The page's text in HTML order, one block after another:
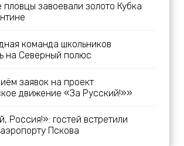
пловцы завоевали золото Кубка
команда школьников
на Северный полюс
заявок на проект
движение «За Русский!»»
Россия!»: гостей встретили
Пскова